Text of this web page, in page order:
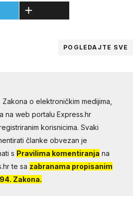
POGLEDAJTE SVE
o elektroničkim medijima,
na web portalu Express.hr
korisnicima. Svaki
članke obvezan je
s Pravilima komentiranja na
te sa zabranama propisanim
Zakona.